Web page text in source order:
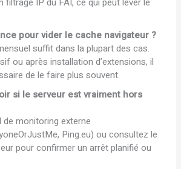
pour vider le cache navigateur ?
suffit dans la plupart des cas.
ou après installation d’extensions, il
de le faire plus souvent.
si le serveur est vraiment hors
de monitoring externe
Ping.eu) ou consultez le
pour confirmer un arrêt planifié ou